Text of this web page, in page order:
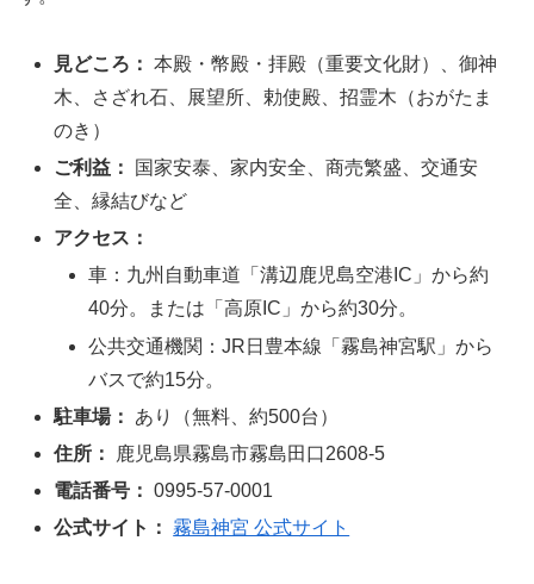
見どころ： 本殿・幣殿・拝殿（重要文化財）、御神
木、さざれ石、展望所、勅使殿、招霊木（おがたま
のき）
ご利益：
国家安泰、家内安全、商売繁盛、交通安
全、縁結びなど
アクセス：
車：九州自動車道「溝辺鹿児島空港IC」から約
40分。または「高原IC」から約30分。
公共交通機関：JR日豊本線「霧島神宮駅」から
バスで約15分。
駐車場：
あり（無料、約500台）
住所：
鹿児島県霧島市霧島田口2608-5
電話番号： 0995-57-0001
公式サイト：
霧島神宮 公式サイト